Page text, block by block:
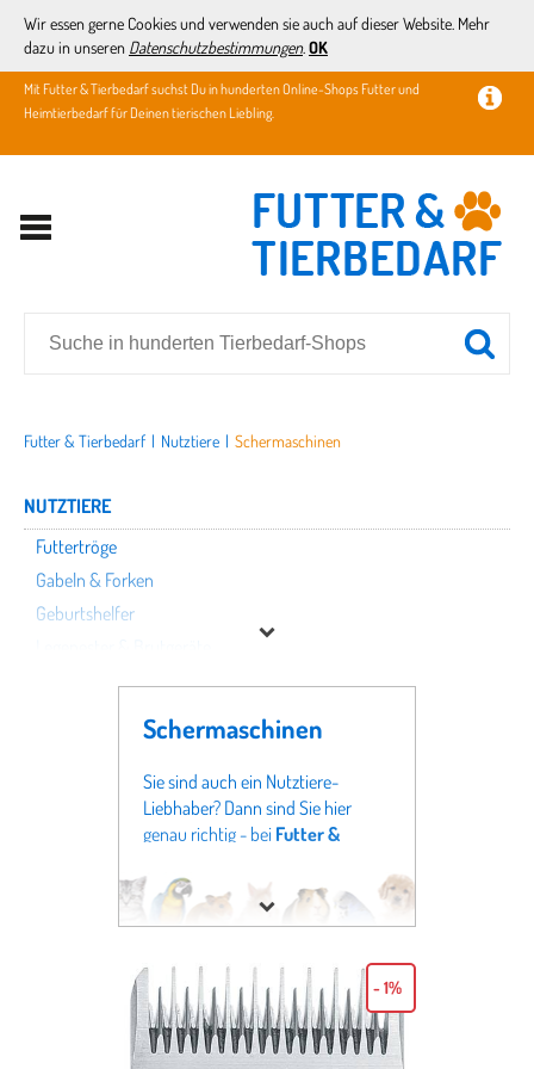
Wir essen gerne Cookies und verwenden sie auch auf dieser Website. Mehr
dazu in unseren Datenschutzbestimmungen. OK
Mit Futter & Tierbedarf suchst Du in hunderten Online-Shops Futter und
Heimtierbedarf für Deinen tierischen Liebling.
Futter & Tierbedarf | Nutztiere | Schermaschinen
NUTZTIERE
Futtertröge
Gabeln & Forken
Geburtshelfer
Schermaschinen
Schermaschinen
Sie sind auch ein Nutztiere-
Liebhaber? Dann sind Sie hier
genau richtig - bei Futter &
Fachabteilung für Nutztiereim
Bereich Schermaschinen. Auf
Überblick über unser gesamtes
Sortiment an Schermaschinen.
Dieses Sortiment haben wir aus
den Angeboten von über 100
- 1%